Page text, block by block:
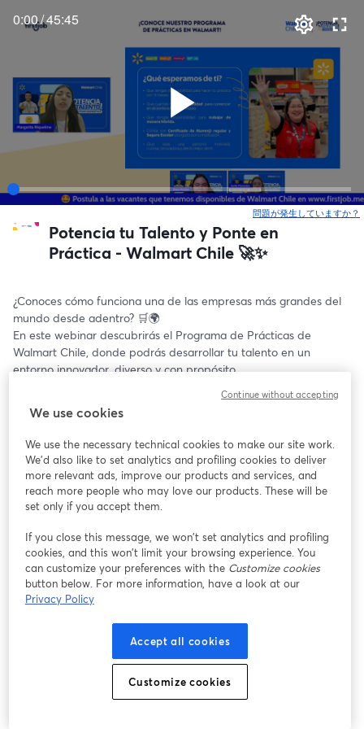
0:00/45:45
問題が発生していますか？
Potencia tu Talento y Ponte en
Práctica - Walmart Chile 🚀✨
¿Conoces cómo funciona una de las empresas más grandes del
mundo desde adentro? 🛒🌍
En este webinar descubrirás el Programa de Prácticas de
Walmart Chile, donde podrás desarrollar tu talento en un
entorno innovador, diverso y con propósito.
Aprende cómo es ser parte de un equipo que impulsa el retail
del futuro, apoya tu crecimiento profesional y te desafía día a
día con nuevos proyectos. 🚀
We use cookies
We use the necessary technical cookies to make our site work.
We'd also like to set analytics and profiling cookies to deliver
more relevant ads, improve our products and services, and
reach more people who may love our products. These will be
set only if you accept them.
If you close this message, we won’t set analytics and profiling
cookies, and this won’t limit your browsing experience. You
can customize your preferences with the Customize cookies
button below. For more information, have a look at our
Privacy Policy
Accept all cookies
Customize cookies
Continue without accepting